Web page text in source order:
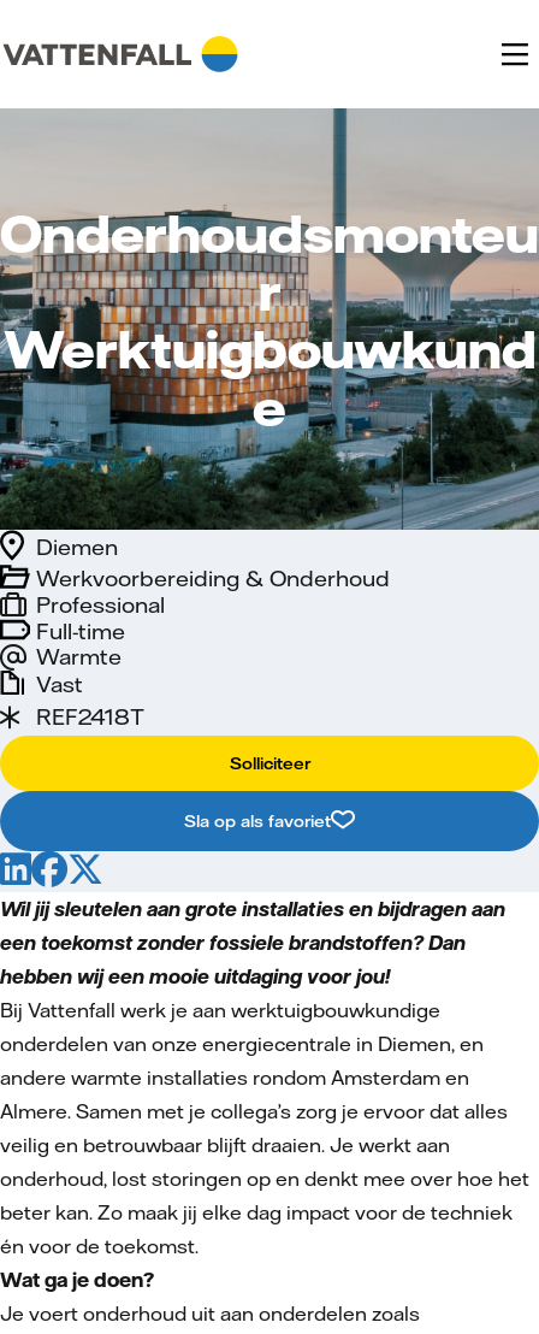
Onderhoudsmonteu
r
Werktuigbouwkund
e
Full-time
Diemen
Professional
Werkvoorbereiding & Onderhoud
Warmte
Vast
REF2418T
Solliciteer
Sla op als favoriet
Wil jij sleutelen aan grote installaties en bijdragen aan
een toekomst zonder fossiele brandstoffen? Dan
hebben wij een mooie uitdaging voor jou!
Bij Vattenfall werk je aan werktuigbouwkundige
onderdelen van onze energiecentrale in Diemen, en
andere warmte installaties rondom Amsterdam en
Almere. Samen met je collega’s zorg je ervoor dat alles
veilig en betrouwbaar blijft draaien. Je werkt aan
onderhoud, lost storingen op en denkt mee over hoe het
beter kan. Zo maak jij elke dag impact voor de techniek
én voor de toekomst.
Wat ga je doen?
Je voert onderhoud uit aan onderdelen zoals